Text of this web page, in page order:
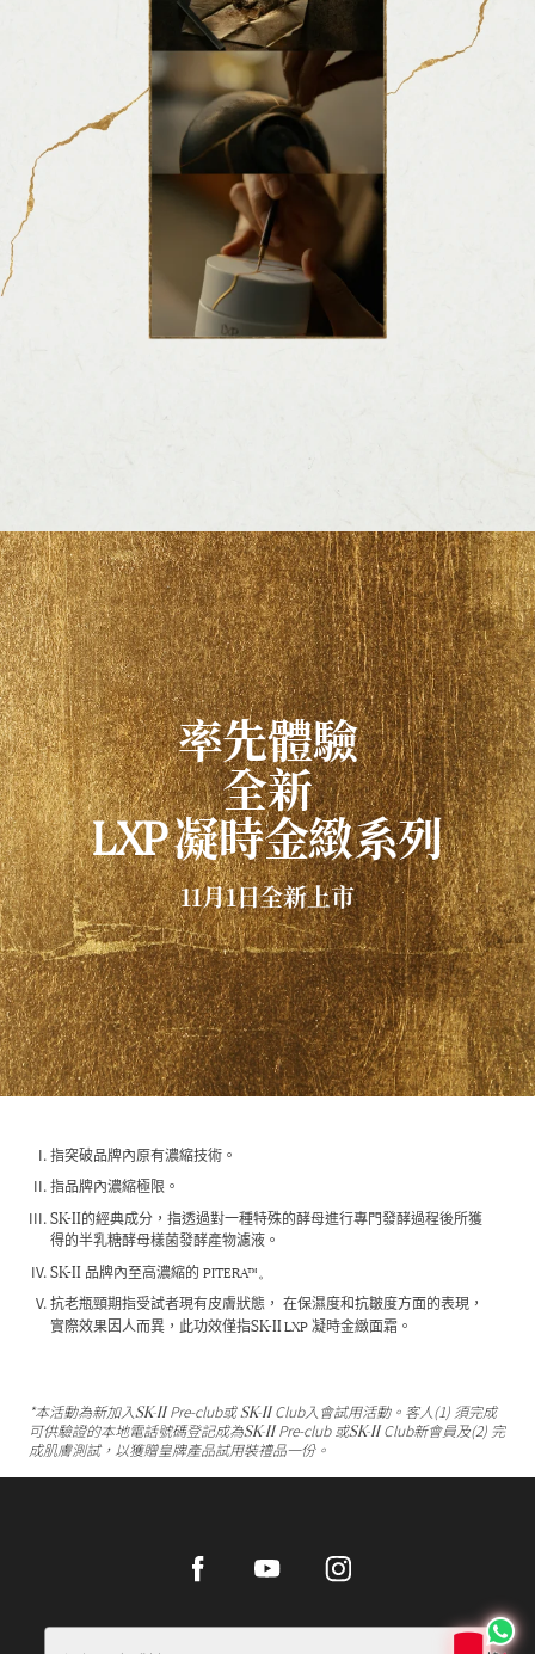
率先體驗
全新
LXP凝時金緻系列
11月1日全新上市
指突破品牌內原有濃縮技術。
指品牌內濃縮極限。
SK-II的經典成分，指透過對一種特殊的酵母進行專門發酵過程後所獲
得的半乳糖酵母樣菌發酵產物濾液。
SK-II 品牌內至高濃縮的 PITERA™。
抗老瓶頸期指受試者現有皮膚狀態， 在保濕度和抗皺度方面的表現，
實際效果因人而異，此功效僅指SK-IILXP凝時金緻面霜。
*本活動為新加入SK-IIPre-club或SK-IIClub入會試用活動。客人(1) 須完成
可供驗證的本地電話號碼登記成為SK-IIPre-club 或SK-IIClub新會員及(2) 完
成肌膚測試，以獲贈皇牌產品試用裝禮品一份。
FacebookYoutube Instagram